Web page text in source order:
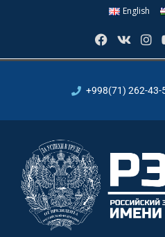
English
+998(71) 262-43-